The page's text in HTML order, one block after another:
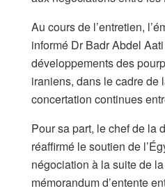
Au cours de l’entretien,
informé Dr Badr Abdel
développements des
iraniens, dans le cadre de
concertation continues
Pour sa part, le chef de la
réaffirmé le soutien de
négociation à la suite de
mémorandum d’entente